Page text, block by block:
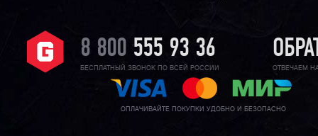
8 800 555 93 36
БЕСПЛАТНЫЙ ЗВОНОК ПО ВСЕЙ РОССИИ ОТВЕЧАЕМ
ОПЛАЧИВАЙТЕ ПОКУПКИ УДОБНО И БЕЗОПАСНО